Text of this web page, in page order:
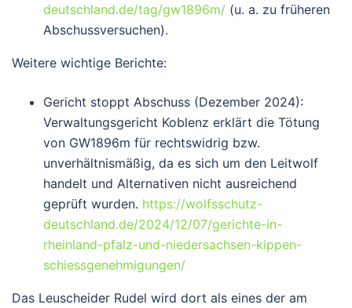
deutschland.de/tag/gw1896m/ (u. a. zu früheren
Abschussversuchen).
Weitere wichtige Berichte:
Gericht stoppt Abschuss (Dezember 2024):
Verwaltungsgericht Koblenz erklärt die Tötung
von GW1896m für rechtswidrig bzw.
unverhältnismäßig, da es sich um den Leitwolf
handelt und Alternativen nicht ausreichend
geprüft wurden. https://wolfsschutz-
deutschland.de/2024/12/07/gerichte-in-
rheinland-pfalz-und-niedersachsen-kippen-
schiessgenehmigungen/
Das Leuscheider Rudel wird dort als eines der am